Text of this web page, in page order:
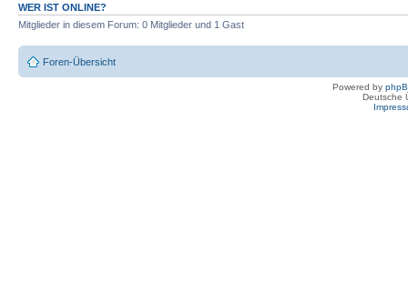
WER IST ONLINE?
Mitglieder in diesem Forum: 0 Mitglieder und 1 Gast
Foren-Übersicht
Powered by
Deutsche